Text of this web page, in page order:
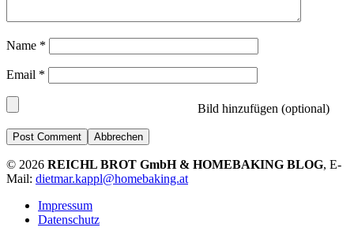
Name *
Email *
Bild hinzufügen (optional)
Abbrechen
© 2026 REICHL BROT GmbH & HOMEBAKING BLOG, E-
Mail: dietmar.kappl@homebaking.at
Impressum
Datenschutz